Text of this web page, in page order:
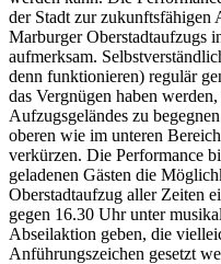
der Stadt zur zukunftsfähigen
Marburger Oberstadtaufzugs
aufmerksam.
denn funktionieren) regulär
das Vergnügen haben
Aufzugsgeländes zu
oberen wie im unteren
verkürzen. Die Performance
geladenen Gästen die
Oberstadtaufzug aller Zeiten
gegen 16.30 Uhr unter
Abseilaktion geben, die
Anführungszeichen gesetzt